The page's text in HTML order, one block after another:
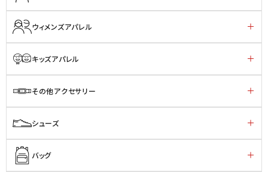
ウィメンズアパレル
キッズアパレル
その他アクセサリー
シューズ
バッグ